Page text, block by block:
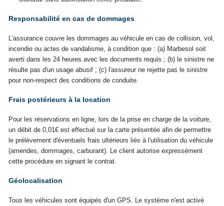
Responsabilité en cas de dommages
L'assurance couvre les dommages au véhicule en cas de collision, vol,
incendie ou actes de vandalisme, à condition que : (a) Marbesol soit
averti dans les 24 heures avec les documents requis ; (b) le sinistre ne
résulte pas d'un usage abusif ; (c) l'assureur ne rejette pas le sinistre
pour non-respect des conditions de conduite.
Frais postérieurs à la location
Pour les réservations en ligne, lors de la prise en charge de la voiture,
un débit de 0,01€ est effectué sur la carte présentée afin de permettre
le prélèvement d'éventuels frais ultérieurs liés à l'utilisation du véhicule
(amendes, dommages, carburant). Le client autorise expressément
cette procédure en signant le contrat.
Géolocalisation
Tous les véhicules sont équipés d'un GPS. Le système n'est activé